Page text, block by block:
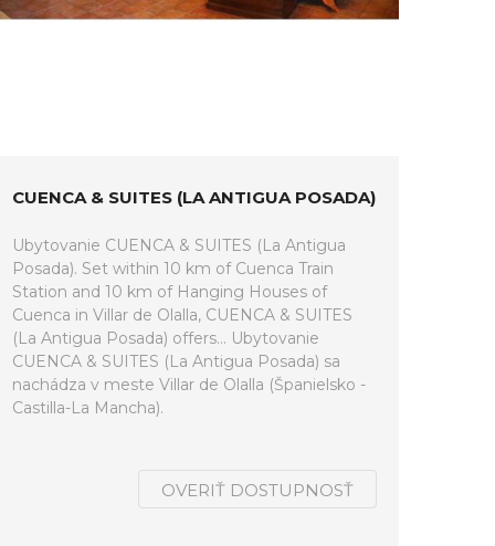
CUENCA & SUITES (LA ANTIGUA POSADA)
Ubytovanie CUENCA & SUITES (La Antigua
Posada). Set within 10 km of Cuenca Train
Station and 10 km of Hanging Houses of
Cuenca in Villar de Olalla, CUENCA & SUITES
(La Antigua Posada) offers... Ubytovanie
CUENCA & SUITES (La Antigua Posada) sa
nachádza v meste Villar de Olalla (Španielsko -
Castilla-La Mancha).
OVERIŤ DOSTUPNOSŤ